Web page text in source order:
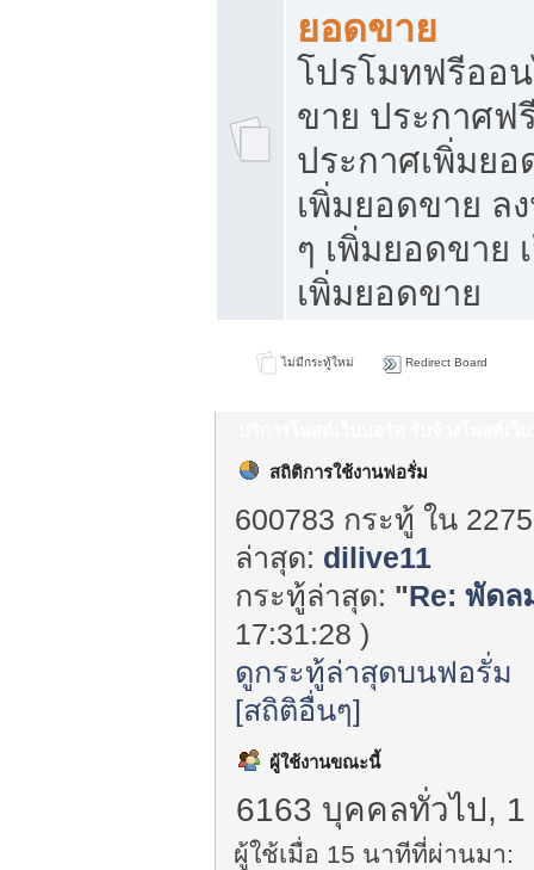
ยอดขาย
โปรโมทฟรีออ
ขาย ประกาศฟ
ประกาศเพิ่มย
เพิ่มยอดขาย ล
ๆ เพิ่มยอดขาย
เพิ่มยอดขาย
ไม่มีกระทู้ใหม่ Redirect Board
สถิติการใช้งานฟอรั่ม
600783 กระทู้ ใน
ล่าสุด: dilive11
กระทู้ล่าสุด: "Re: พัดล
17:31:28 )
ดูกระทู้ล่าสุดบนฟอรั่ม
[สถิติอื่นๆ]
ผู้ใช้งานขณะนี้
6163 บุคคลทั่วไป,
ผู้ใช้เมื่อ 15 นาทีที่ผ่านมา: